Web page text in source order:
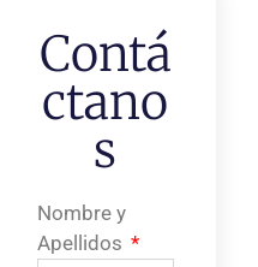
Contá
Ctano
S
Nombre y
Apellidos